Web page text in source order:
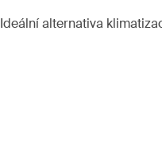
Ideální alternativa